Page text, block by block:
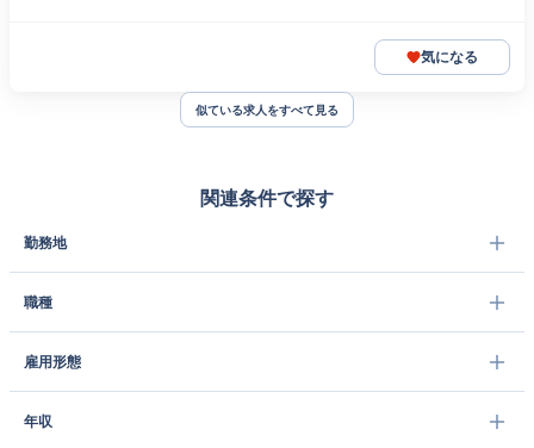
気になる
似ている求人をすべて見る
関連条件で探す
勤務地
職種
雇用形態
年収